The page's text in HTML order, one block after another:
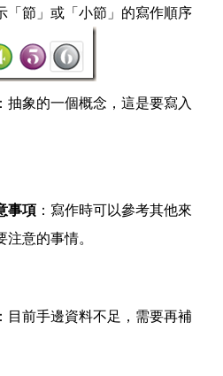
「節」或「小節」的寫作順序
：抽象的一個概念，這是要寫入
事項 ：寫作時可以參考其他來
意的事情。
目前手邊資料不足，需要再補